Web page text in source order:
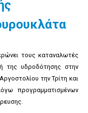
τους καταναλωτές
της υδροδότησης στην
την Τρίτη και
προγραμματισμένων